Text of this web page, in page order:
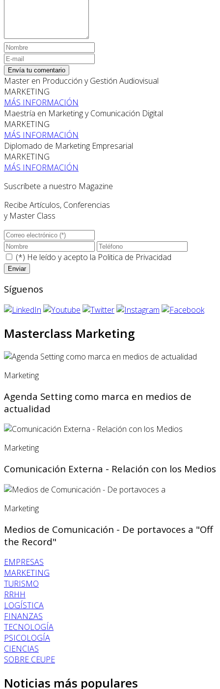
Envía tu comentario
Master en Producción y Gestión Audiovisual
MARKETING
MÁS INFORMACIÓN
Maestría en Marketing y Comunicación Digital
MARKETING
MÁS INFORMACIÓN
Diplomado de Marketing Empresarial
MARKETING
MÁS INFORMACIÓN
Suscríbete a nuestro Magazine
Recibe Artículos, Conferencias
y Master Class
(*) He leído y acepto la Politica de Privacidad
Síguenos
Masterclass Marketing
Marketing
Agenda Setting como marca en medios de
actualidad
Marketing
Comunicación Externa - Relación con los Medios
Marketing
Medios de Comunicación - De portavoces a "Off
the Record"
EMPRESAS
MARKETING
TURISMO
RRHH
LOGÍSTICA
FINANZAS
TECNOLOGÍA
PSICOLOGÍA
CIENCIAS
SOBRE CEUPE
Noticias más populares